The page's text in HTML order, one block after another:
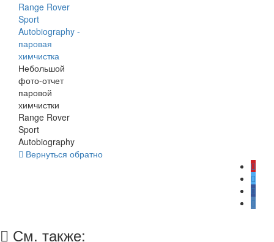
Range Rover
Sport
Autobiography -
паровая
химчистка
Небольшой
фото-отчет
паровой
химчистки
Range Rover
Sport
Autobiography
Вернуться обратно
См. также: